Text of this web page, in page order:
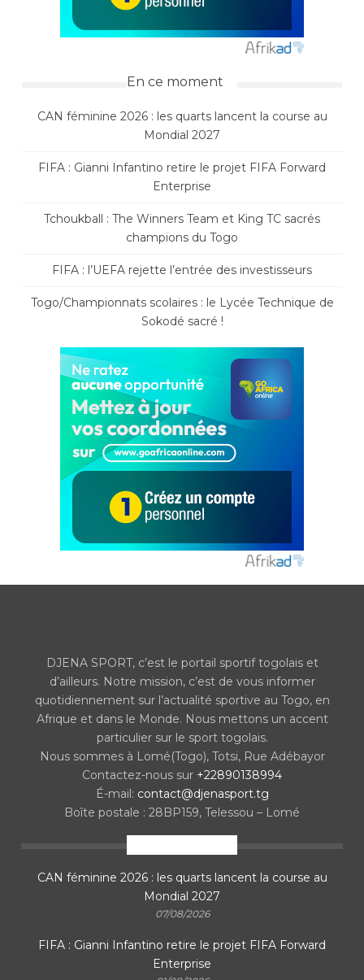
En ce moment
CAN féminine 2026 : les quarts lancent la course au
Mondial 2027
FIFA : Gianni Infantino retire le projet FIFA Forward
Enterprise
Tchoukball : The Winners Team et King TC sacrés
champions du Togo
FIFA : l’UEFA rejette l’entrée des investisseurs
Togo/Championnats scolaires : le Lycée Technique de
Sokodé sacré !
DJENA SPORT, c’est le portail sportif togolais et
d’ailleurs. Notre mission, c’est de vous informer
quotidiennement sur l’actualité sportive au Togo, en
Afrique et dans le Monde. Nous mettons un accent
particulier sur le sport togolais.
Nous sommes à Lomé(Togo), Totsi, Rue Adébayor
Contactez-nous sur +22890138994
É-mail: contact@djenasport.tg
Boîte postale : 28BP159, Telessou – Lomé
CAN féminine 2026 : les quarts lancent la course au
Mondial 2027
07/08/2026
FIFA : Gianni Infantino retire le projet FIFA Forward
Enterprise